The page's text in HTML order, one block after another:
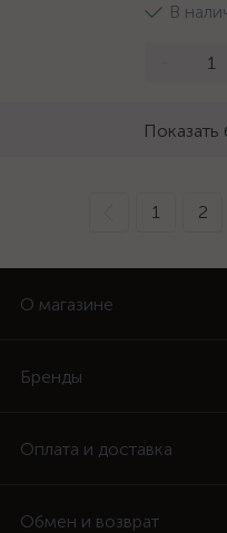
В
Показать
1 2
О магазине
Бренды
Оплата и доставка
Обмен и возврат